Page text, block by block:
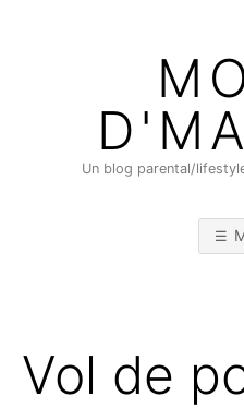
Un blog parental/
Vol de